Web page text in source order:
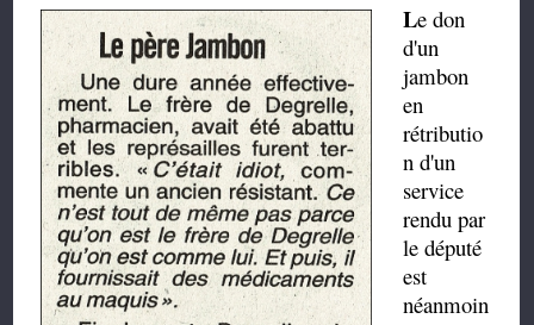
Le don
d'un
jambon
en
rétributio
n d'un
service
rendu par
le député
est
néanmoin